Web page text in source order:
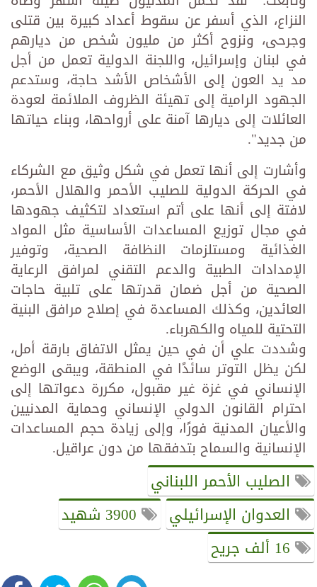
النزاع، الذي أسفر عن سقوط أعداد كبيرة بين قتلى
وجرحى، ونزوح أكثر من مليون شخص من ديارهم
في لبنان وإسرائيل، واللجنة الدولية تعمل من أجل
مد يد العون إلى الأشخاص الأشد حاجة، وستدعم
الجهود الرامية إلى تهيئة الظروف الملائمة لعودة
العائلات إلى ديارها آمنة على أرواحها، وبناء حياتها
من جديد".
وأشارت إلى أنها تعمل في شكل وثيق مع الشركاء
في الحركة الدولية للصليب الأحمر والهلال الأحمر،
لافتة إلى أنها على أتم استعداد لتكثيف جهودها
في مجال توزيع المساعدات الأساسية مثل المواد
الغذائية ومستلزمات النظافة الصحية، وتوفير
الإمدادات الطبية والدعم التقني لمرافق الرعاية
الصحية من أجل ضمان قدرتها على تلبية حاجات
العائدين، وكذلك المساعدة في إصلاح مرافق البنية
التحتية للمياه والكهرباء.
وشددت علي أن في حين يمثل الاتفاق بارقة أمل،
لكن يظل التوتر سائدًا في المنطقة، ويبقى الوضع
الإنساني في غزة غير مقبول، مكررة دعواتها إلى
احترام القانون الدولي الإنساني وحماية المدنيين
والأعيان المدنية فورًا، وإلى زيادة حجم المساعدات
الإنسانية والسماح بتدفقها من دون عراقيل.
الصليب الأحمر اللبناني
العدوان الإسرائيلي